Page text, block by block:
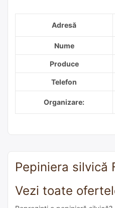
Adresă
Nume
Produce
Telefon
Organizare:
Pepiniera silvică